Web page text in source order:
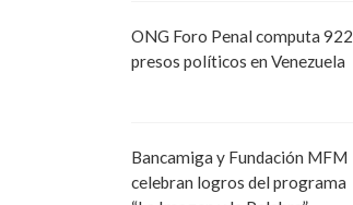
ONG Foro Penal computa 922
presos políticos en Venezuela
Bancamiga y Fundación MFM
celebran logros del programa